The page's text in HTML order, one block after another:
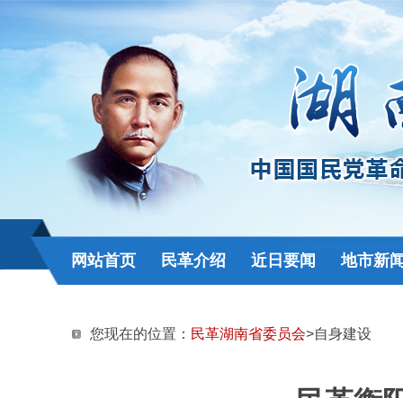
网站首页 民革介绍 近日要闻 地市新
您现在的位置： 民革湖南省委员会>自身建设